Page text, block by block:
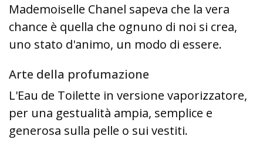
Mademoiselle Chanel sapeva che la vera
chance è quella che ognuno di noi si crea,
uno stato d'animo, un modo di essere.
Arte della profumazione
L'Eau de Toilette in versione vaporizzatore,
per una gestualità ampia, semplice e
generosa sulla pelle o sui vestiti.